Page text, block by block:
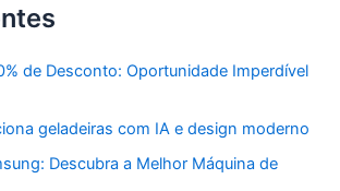
de Desconto: Oportunidade Imperdível
geladeiras com IA e design moderno
Descubra a Melhor Máquina de